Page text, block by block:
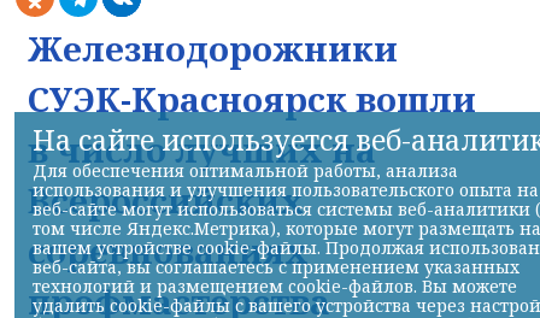
Железнодорожники
СУЭК-Красноярск вошли
в число лучших на
Всероссийских
соревнованиях
профмастерства
На сайте используется веб-
Для обеспечения оптимальной работы, анализа
использования и улучшения пользовательского опыта на
веб-сайте могут использоваться системы веб-аналитики
том числе Яндекс.Метрика), которые могут размещать на
вашем устройстве cookie-файлы. Продолжая
веб-сайта, вы соглашаетесь с применением указанных
технологий и размещением cookie-файлов. Вы можете
удалить cookie-файлы с вашего устройства через